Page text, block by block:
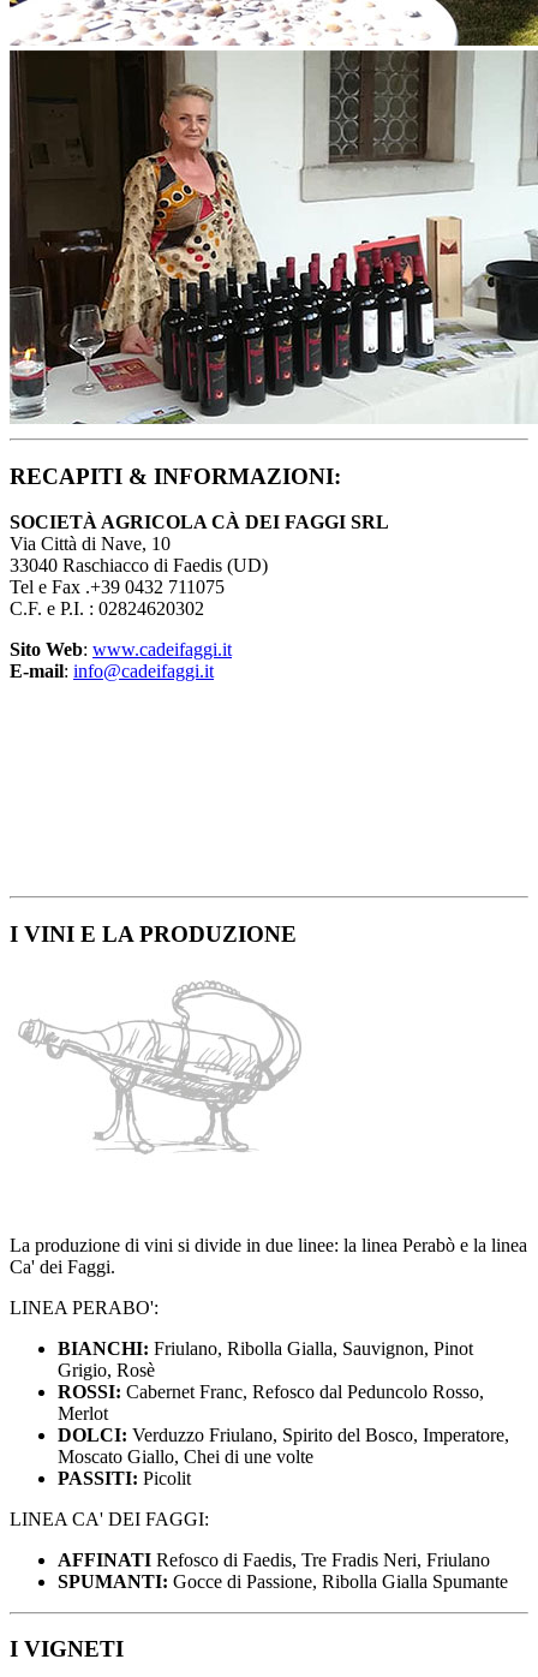
RECAPITI & INFORMAZIONI:
SOCIETÀ AGRICOLA CÀ DEI FAGGI SRL
Via Città di Nave, 10
33040 Raschiacco di Faedis (UD)
Tel e Fax .+39 0432 711075
C.F. e P.I. : 02824620302
Sito Web: www.cadeifaggi.it
E-mail: info@cadeifaggi.it
I VINI E LA PRODUZIONE
La produzione di vini si divide in due linee: la linea Perabò e la linea
Ca' dei Faggi.
LINEA PERABO':
BIANCHI: Friulano, Ribolla Gialla, Sauvignon, Pinot
Grigio, Rosè
ROSSI: Cabernet Franc, Refosco dal Peduncolo Rosso,
Merlot
DOLCI: Verduzzo Friulano, Spirito del Bosco, Imperatore,
Moscato Giallo, Chei di une volte
PASSITI: Picolit
LINEA CA' DEI FAGGI:
AFFINATI Refosco di Faedis, Tre Fradis Neri, Friulano
SPUMANTI: Gocce di Passione, Ribolla Gialla Spumante
I VIGNETI